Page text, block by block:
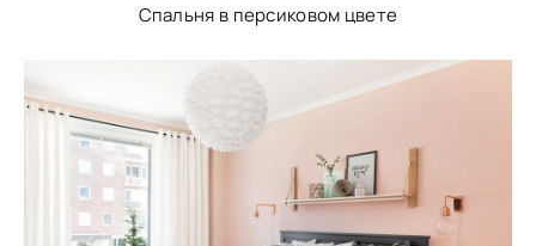
Спальня в персиковом цвете